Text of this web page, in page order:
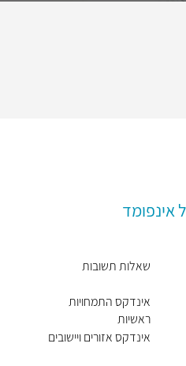
אינפומד
שאלות תשובות
אינדקס התמחויות
ראשיות
אינדקס אזורים ויישובים